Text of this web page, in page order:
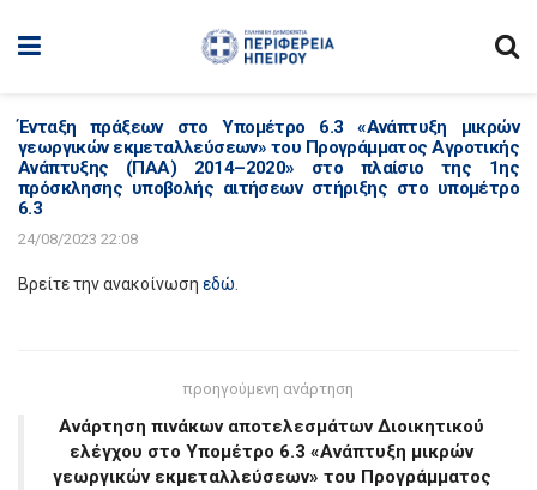
Ένταξη πράξεων στο Υπομέτρο 6.3 «Ανάπτυξη μικρών
γεωργικών εκμεταλλεύσεων» του Προγράμματος Αγροτικής
Ανάπτυξης (ΠΑΑ) 2014–2020» στο πλαίσιο της 1ης
πρόσκλησης υποβολής αιτήσεων στήριξης στο υπομέτρο
6.3
24/08/2023 22:08
Βρείτε την ανακοίνωση εδώ
προηγούμενη ανάρτηση
Ανάρτηση πινάκων αποτελεσμάτων Διοικητικού
ελέγχου στο Υπομέτρο 6.3 «Ανάπτυξη μικρών
γεωργικών εκμεταλλεύσεων» του Προγράμματος